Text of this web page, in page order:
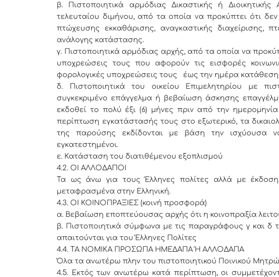
β. Πιστοποιητικά αρμόδιας Δικαστικής ή
τελευταίου διμήνου, από τα οποία να προκύπτει ότι
πτώχευσης εκκαθάρισης, αναγκαστικής διαχείρισης,
ανάλογης κατάστασης.
γ. Πιστοποιητικά αρμόδιας αρχής, από τα οποία να
υποχρεώσεις τους που αφορούν τις εισφορές
φορολογικές υποχρεώσεις τους έως την ημέρα
δ. Πιστοποιητικά του οικείου Επιμελητηρίου με
συγκεκριμένο επάγγελμα ή βεβαίωση άσκησης
εκδοθεί το πολύ έξι (6) μήνες πριν από την
περίπτωση εγκατάστασής τους στο εξωτερικό, τα
της παρούσης εκδίδονται με βάση την ισχύουσα
εγκατεστημένοι.
ε. Κατάσταση του διατιθέμενου εξοπλισμού
4.2. ΟΙ ΑΛΛΟΔΑΠΟΙ
Τα ως άνω για τους Έλληνες πολίτες αλλά με
μεταφρασμένα στην Ελληνική.
4.3. ΟΙ ΚΟΙΝΟΠΡΑΞΙΕΣ (κοινή προσφορά)
α. Βεβαίωση εποπτεύουσας αρχής ότι η κοινοπραξία
β. Πιστοποιητικά σύμφωνα με τις παραγράφους γ και δ
απαιτούνται για του Έλληνες Πολίτες
4.4. ΤΑ ΝΟΜΙΚΑ ΠΡΟΣΩΠΑ ΗΜΕΔΑΠΑ Ή ΑΛΛΟΔΑΠΑ
Όλα τα ανωτέρω πλην του πιστοποιητικού Ποινικού
4.5. Εκτός των ανωτέρω κατά περίπτωση, οι